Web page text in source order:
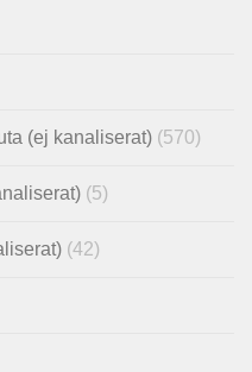
(ej kanaliserat) (570)
(5)
(42)